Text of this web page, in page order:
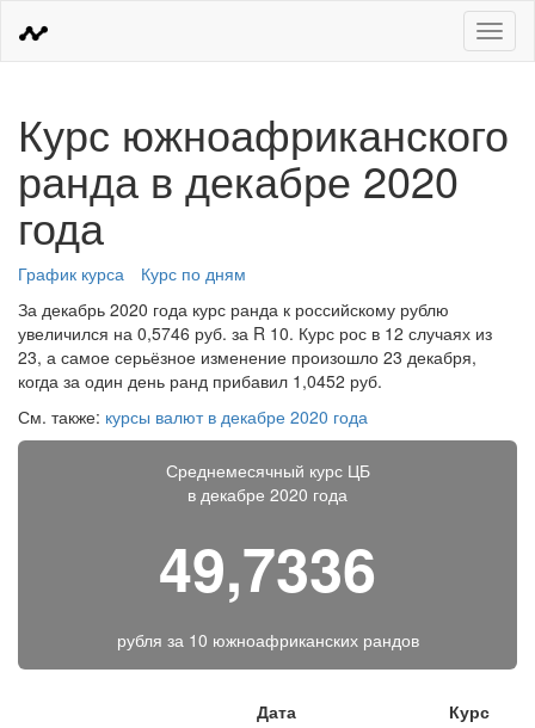
Меню
Курс южноафриканского
ранда в декабре 2020
года
График курса
Курс по дням
За декабрь 2020 года курс ранда к российскому рублю
увеличился на 0,5746 руб. за R 10. Курс рос в 12 случаях из
23, а самое серьёзное изменение произошло 23 декабря,
когда за один день ранд прибавил 1,0452 руб.
См. также: курсы валют в декабре 2020 года
Среднемесячный курс ЦБ
в декабре 2020 года
49,7336
рубля за 10 южноафриканских рандов
Дата
Курс